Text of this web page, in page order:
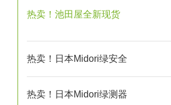
热卖！池田屋全新现货
热卖！日本Midori绿安全
热卖！日本Midori绿测器